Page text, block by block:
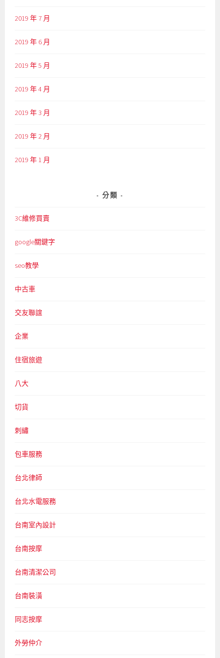
2019 年 7 月
2019 年 6 月
2019 年 5 月
2019 年 4 月
2019 年 3 月
2019 年 2 月
2019 年 1 月
分類
3C維修買賣
google關鍵字
seo教學
中古車
交友聯誼
企業
住宿旅遊
八大
切貨
刺繡
包車服務
台北律師
台北水電服務
台南室內設計
台南按摩
台南清潔公司
台南裝潢
同志按摩
外勞仲介